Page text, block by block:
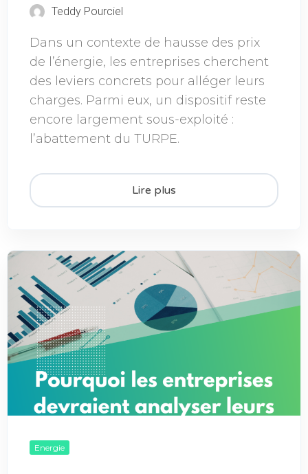
Teddy Pourciel
Dans un contexte de hausse des prix
de l’énergie, les entreprises cherchent
des leviers concrets pour alléger leurs
charges. Parmi eux, un dispositif reste
encore largement sous-exploité :
l’abattement du TURPE.
Lire plus
Energie